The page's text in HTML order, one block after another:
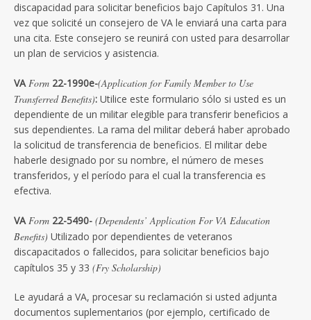
discapacidad para solicitar beneficios bajo Capítulos 31. Una
vez que solicité un consejero de VA le enviará una carta para
una cita. Este consejero se reunirá con usted para desarrollar
un plan de servicios y asistencia.
VAForm 22-1990e-(Application for Family Member to Use
Transferred Benefits): Utilice este formulario sólo si usted es un
dependiente de un militar elegible para transferir beneficios a
sus dependientes. La rama del militar deberá haber aprobado
la solicitud de transferencia de beneficios. El militar debe
haberle designado por su nombre, el número de meses
transferidos, y el período para el cual la transferencia es
efectiva.
VAForm 22-5490- (Dependents’ Application For VA Education
Benefits) Utilizado por dependientes de veteranos
discapacitados o fallecidos, para solicitar beneficios bajo
capítulos 35 y 33 (Fry Scholarship)
Le ayudará a VA, procesar su reclamación si usted adjunta
documentos suplementarios (por ejemplo, certificado de